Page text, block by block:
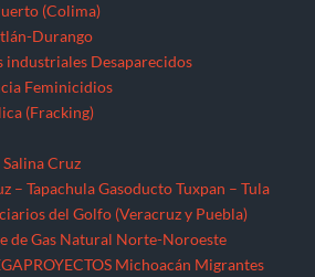
(Colima)
Durango
industriales Desaparecidos
Feminicidios
(Fracking)
Cruz
– Tapachula Gasoducto Tuxpan – Tula
del Golfo (Veracruz y Puebla)
de Gas Natural Norte-Noroeste
Michoacán Migrantes